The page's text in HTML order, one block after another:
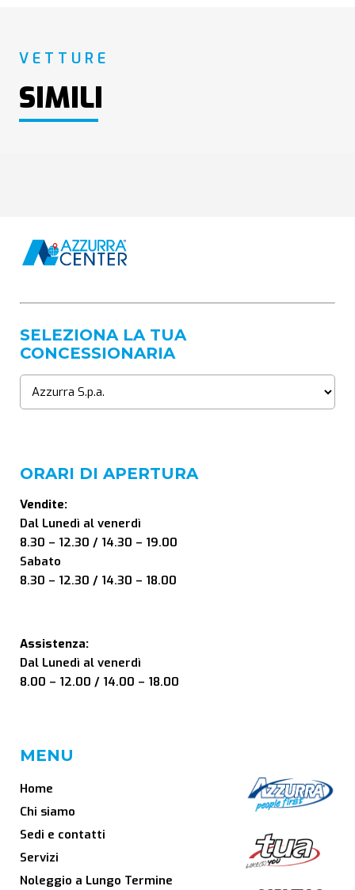
VETTURE
SIMILI
SELEZIONA LA TUA
CONCESSIONARIA
ORARI DI APERTURA
Vendite:
Dal Lunedì al venerdì
8.30 – 12.30 / 14.30 – 19.00
Sabato
8.30 – 12.30 / 14.30 – 18.00
Assistenza:
Dal Lunedì al venerdì
8.00 – 12.00 / 14.00 – 18.00
MENU
Home
Chi siamo
Sedi e contatti
Servizi
Noleggio a Lungo Termine